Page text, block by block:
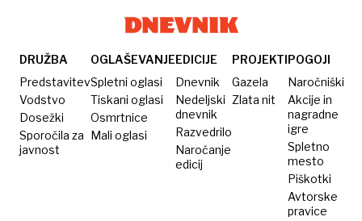
DRUŽBA
Predstavitev
Vodstvo
Dosežki
Sporočila za
javnost
OGLAŠEVANJE
Spletni oglasi
Tiskani oglasi
Osmrtnice
Mali oglasi
EDICIJE
Dnevnik
Nedeljski
dnevnik
Razvedrilo
Naročanje
edicij
PROJEKTI
Gazela
Zlata nit
POGOJI
Naročniški
Akcije in
nagradne
igre
Spletno
mesto
Piškotki
Avtorske
pravice